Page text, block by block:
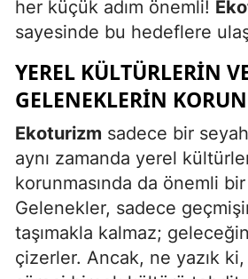
her küçük adım önemli!
sayesinde bu hedeflere
YEREL KÜLTÜRLERIN
GELENEKLERIN
Ekoturizm sadece bir
aynı zamanda yerel
korunmasında da önemli
Gelenekler, sadece
taşımakla kalmaz; geleceğin
çizerler. Ancak, ne yazık